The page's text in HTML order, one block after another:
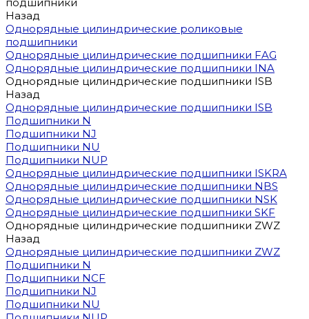
Назад
Однорядные цилиндрические роликовые
подшипники
Однорядные цилиндрические подшипники FAG
Однорядные цилиндрические подшипники INA
Однорядные цилиндрические подшипники ISB
Назад
Однорядные цилиндрические подшипники ISB
Подшипники N
Подшипники NJ
Подшипники NU
Подшипники NUP
Однорядные цилиндрические подшипники ISKRA
Однорядные цилиндрические подшипники NBS
Однорядные цилиндрические подшипники NSK
Однорядные цилиндрические подшипники SKF
Однорядные цилиндрические подшипники ZWZ
Назад
Однорядные цилиндрические подшипники ZWZ
Подшипники N
Подшипники NCF
Подшипники NJ
Подшипники NU